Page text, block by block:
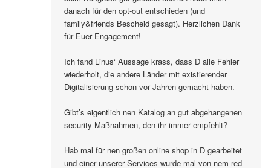
danach für den opt-out entschieden (und
family&friends Bescheid gesagt). Herzlichen Dank
für Euer Engagement!
Ich fand Linus‘ Aussage krass, dass D alle Fehler
wiederholt, die andere Länder mit existierender
Digitalisierung schon vor Jahren gemacht haben.
Gibt’s eigentlich nen Katalog an gut abgehangenen
security-Maßnahmen, den ihr immer empfehlt?
Hab mal für nen großen online shop in D gearbeitet
und einer unserer Services wurde mal von nem red-